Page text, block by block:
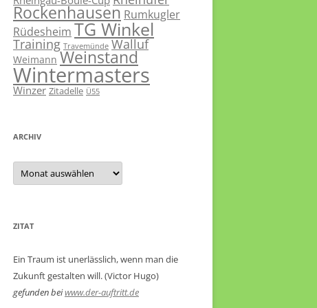
Rockenhausen Rumkugler
Rüdesheim TG Winkel
Training Travemünde Walluf
Weimann Weinstand
Wintermasters
Winzer Zitadelle Ü55
ARCHIV
Archiv
ZITAT
Ein Traum ist unerlässlich, wenn man die
Zukunft gestalten will. (Victor Hugo)
gefunden beiwww.der-auftritt.de